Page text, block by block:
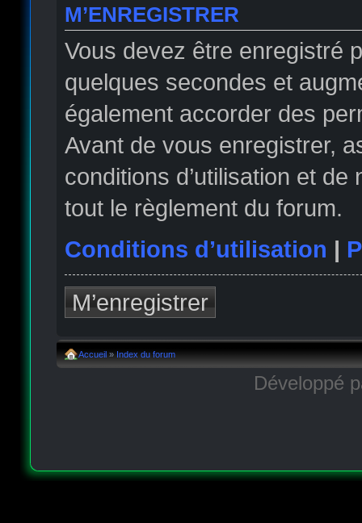
M’ENREGISTRER
Vous devez être enregistré
quelques secondes et
également accorder des
Avant de vous enregistrer,
conditions d’utilisation et
tout le règlement du forum.
Conditions d’utilisation |
M’enregistrer
Accueil » Index du forum
Développé